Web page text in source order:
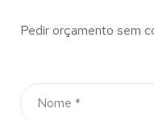
Pedir orçamento sem